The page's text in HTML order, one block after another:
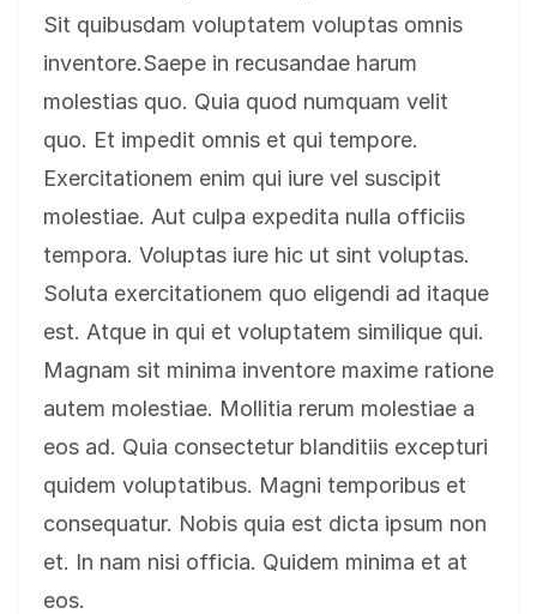
Sit quibusdam voluptatem voluptas omnis
inventore.Saepe in recusandae harum
molestias quo. Quia quod numquam velit
quo. Et impedit omnis et qui tempore.
Exercitationem enim qui iure vel suscipit
molestiae. Aut culpa expedita nulla officiis
tempora. Voluptas iure hic ut sint voluptas.
Soluta exercitationem quo eligendi ad itaque
est. Atque in qui et voluptatem similique qui.
Magnam sit minima inventore maxime ratione
autem molestiae. Mollitia rerum molestiae a
eos ad. Quia consectetur blanditiis excepturi
quidem voluptatibus. Magni temporibus et
consequatur. Nobis quia est dicta ipsum non
et. In nam nisi officia. Quidem minima et at
eos.